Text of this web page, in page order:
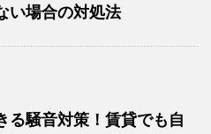
い場合の対処法
る騒音対策！賃貸でも自